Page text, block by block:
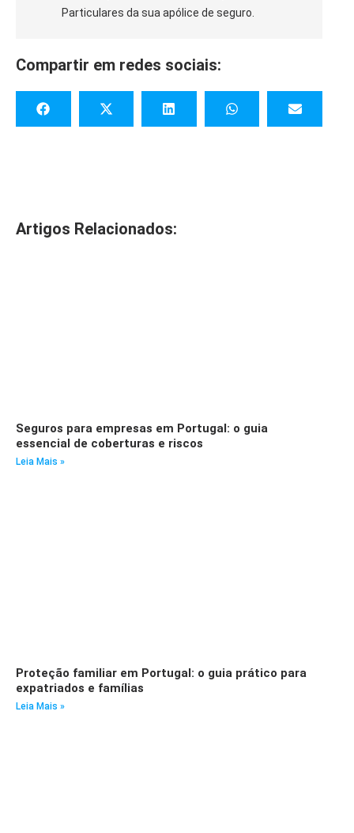
Particulares da sua apólice de seguro.
Compartir em redes sociais:
Artigos Relacionados:
Seguros para empresas em Portugal: o guia
essencial de coberturas e riscos
Leia Mais »
Proteção familiar em Portugal: o guia prático para
expatriados e famílias
Leia Mais »